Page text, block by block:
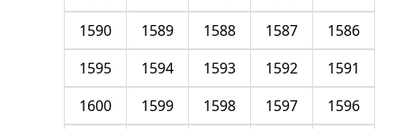
1586
1587
1588
1589
1590
1591
1592
1593
1594
1595
1596
1597
1598
1599
1600